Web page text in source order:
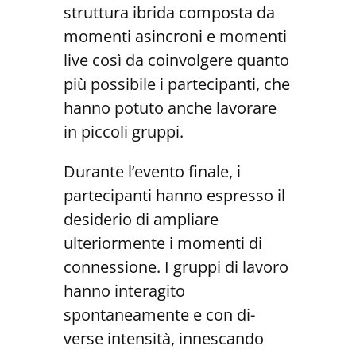
struttura ibrida composta da
momenti asincroni e momenti
live così da coinvolgere quanto
più possibile i partecipanti, che
hanno potuto anche lavorare
in piccoli gruppi.
Durante l’evento finale, i
partecipanti hanno espresso il
desiderio di ampliare
ulteriormente i momenti di
connessione. I gruppi di lavoro
hanno interagito
spontaneamente e con di-
verse intensità, innescando